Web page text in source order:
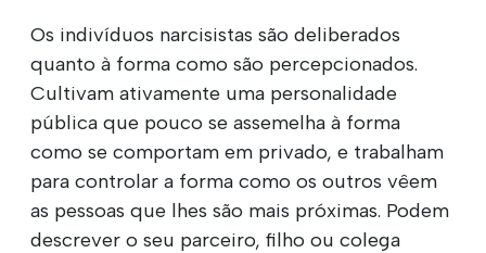
Os indivíduos narcisistas são deliberados
quanto à forma como são percepcionados.
Cultivam ativamente uma personalidade
pública que pouco se assemelha à forma
como se comportam em privado, e trabalham
para controlar a forma como os outros vêem
as pessoas que lhes são mais próximas. Podem
descrever o seu parceiro, filho ou colega